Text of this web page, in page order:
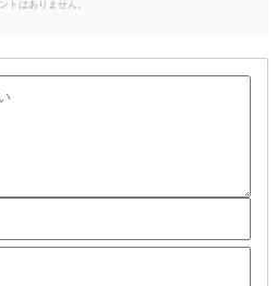
トはありません。